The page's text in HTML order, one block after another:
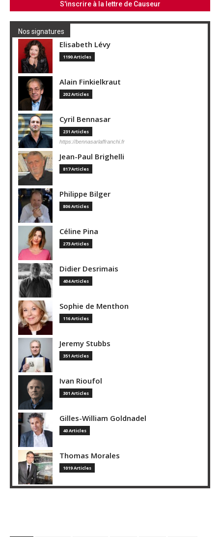
Nos signatures
Elisabeth Lévy
1190 Articles
Alain Finkielkraut
202 Articles
Cyril Bennasar
231 Articles
https://bennasarlaffranchi.fr
Jean-Paul Brighelli
817 Articles
Philippe Bilger
806 Articles
Céline Pina
273 Articles
Didier Desrimais
404 Articles
Sophie de Menthon
116 Articles
Jeremy Stubbs
351 Articles
Ivan Rioufol
301 Articles
Gilles-William Goldnadel
40 Articles
Thomas Morales
1019 Articles